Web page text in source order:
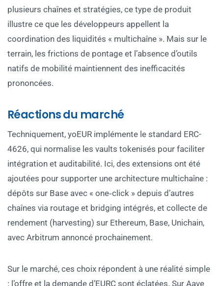
plusieurs chaînes et stratégies, ce type de produit
illustre ce que les développeurs appellent la
coordination des liquidités « multichaîne ». Mais sur le
terrain, les frictions de pontage et l’absence d’outils
natifs de mobilité maintiennent des inefficacités
prononcées.
Réactions du marché
Techniquement, yoEUR implémente le standard ERC-
4626, qui normalise les vaults tokenisés pour faciliter
intégration et auditabilité. Ici, des extensions ont été
ajoutées pour supporter une architecture multichaîne :
dépôts sur Base avec « one‑click » depuis d’autres
chaînes via routage et bridging intégrés, et collecte de
rendement (harvesting) sur Ethereum, Base, Unichain,
avec Arbitrum annoncé prochainement.
Sur le marché, ces choix répondent à une réalité simple
: l’offre et la demande d’EURC sont éclatées. Sur Aave